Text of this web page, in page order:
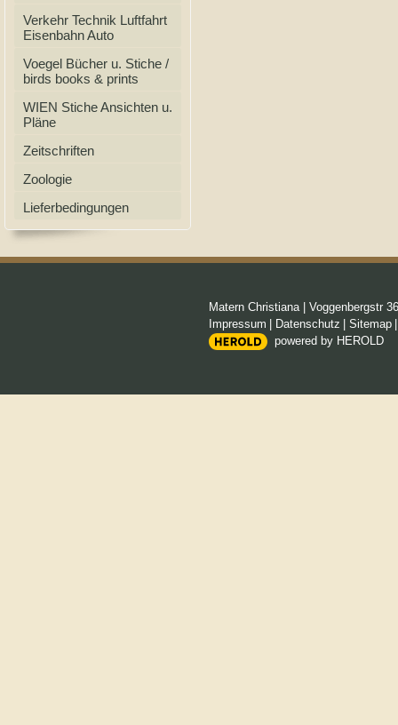
Verkehr Technik Luftfahrt
Eisenbahn Auto
Voegel Bücher u. Stiche /
birds books & prints
WIEN Stiche Ansichten u.
Pläne
Zeitschriften
Zoologie
Lieferbedingungen
Matern Christiana| Voggenbergstr 36
Impressum
Datenschutz Sitemap
powered by HEROLD